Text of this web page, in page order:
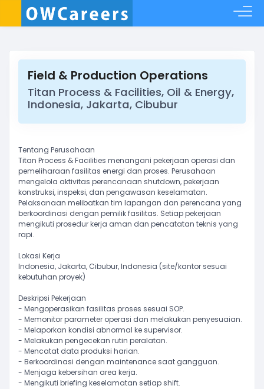
Field & Production Operations
Titan Process & Facilities, Oil & Energy,
Indonesia, Jakarta, Cibubur
Tentang Perusahaan
Titan Process & Facilities menangani pekerjaan operasi dan
pemeliharaan fasilitas energi dan proses. Perusahaan
mengelola aktivitas perencanaan shutdown, pekerjaan
konstruksi, inspeksi, dan pengawasan keselamatan.
Pelaksanaan melibatkan tim lapangan dan perencana yang
berkoordinasi dengan pemilik fasilitas. Setiap pekerjaan
mengikuti prosedur kerja aman dan pencatatan teknis yang
rapi.
Lokasi Kerja
Indonesia, Jakarta, Cibubur, Indonesia (site/kantor sesuai
kebutuhan proyek)
Deskripsi Pekerjaan
- Mengoperasikan fasilitas proses sesuai SOP.
- Memonitor parameter operasi dan melakukan penyesuaian.
- Melaporkan kondisi abnormal ke supervisor.
- Melakukan pengecekan rutin peralatan.
- Mencatat data produksi harian.
- Berkoordinasi dengan maintenance saat gangguan.
- Menjaga kebersihan area kerja.
- Mengikuti briefing keselamatan setiap shift.